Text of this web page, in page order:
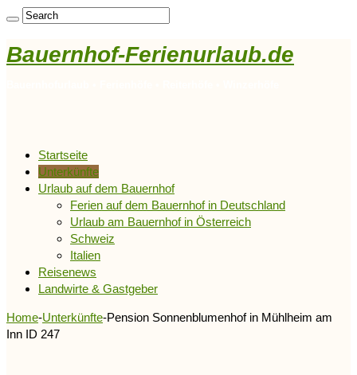
Bauernhof-Ferienurlaub.de
Startseite
Unterkünfte
Urlaub auf dem Bauernhof
Ferien auf dem Bauernhof in Deutschland
Urlaub am Bauernhof in Österreich
Schweiz
Italien
Reisenews
Landwirte & Gastgeber
Home-Unterkünfte-Pension Sonnenblumenhof in Mühlheim am
Inn ID 247